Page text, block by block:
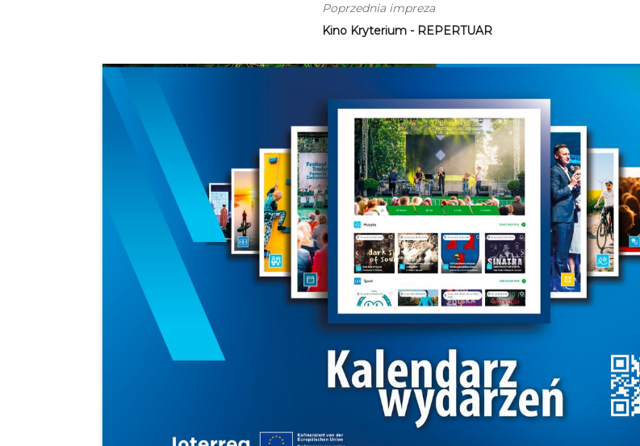
Poprzednia impreza
Kino Kryterium - REPERTUAR